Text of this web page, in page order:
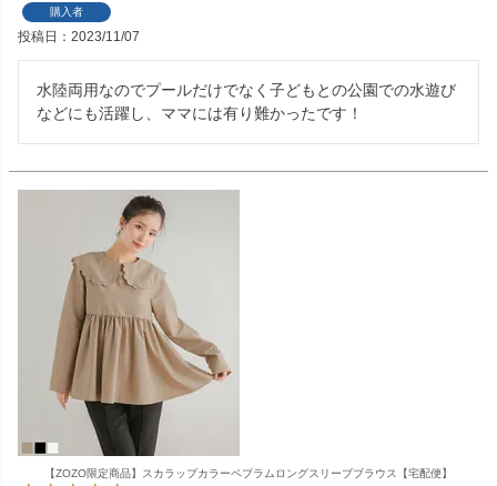
購入者
投稿日 2023/11/07
水陸両用なのでプールだけでなく子どもとの公園での水遊び
などにも活躍し、ママには有り難かったです！
【ZOZO限定商品】スカラップカラーペプラムロングスリーブブラウス【宅配便】